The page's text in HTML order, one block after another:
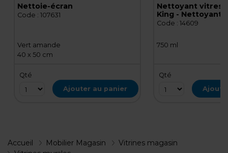
Nettoie-écran
Code : 107631
Vert amande
40 x 50 cm
Qté
Ajouter au panier
Nettoyant vitres
King - Nettoyant
Spray 750 ml
Code : 14609
750 ml
Qté
Accueil Mobilier Magasin
Vitrines magasin